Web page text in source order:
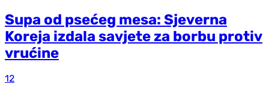
Supa od psećeg mesa: Sjeverna
Koreja izdala savjete za borbu protiv
vrućine
12